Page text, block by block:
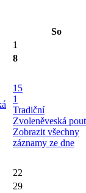
So
1
8
15
1
Tradiční
Zvoleněveská
Zobrazit všechny
záznamy ze dne
22
29